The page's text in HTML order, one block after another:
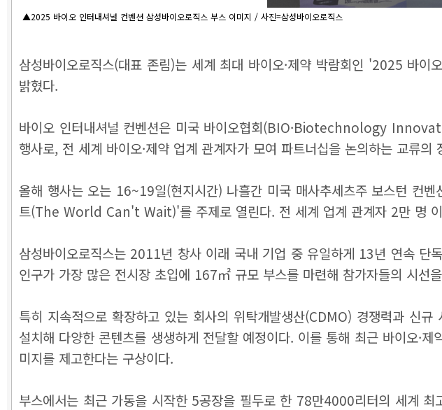
▲2025 바이오 인터내셔널 컨벤션 삼성바이오로직스 부스 이미지 / 사진=삼성바이오로직스
삼성바이오로직스(대표 존림)는 세계 최대 바이오·제약 박람회인 '2025
밝혔다.
바이오 인터내셔널 컨벤션은 미국 바이오협회(BIO·Biotechnology
행사로, 전 세계 바이오·제약 업계 관계자가 모여 파트너십을 논의하는 교류의
올해 행사는 오는 16~19일(현지시간) 나흘간 미국 매사추세츠주 보스턴
트(The World Can't Wait)'를 주제로 열린다. 전 세계 업계 관계자 2만 명 이
삼성바이오로직스는 2011년 창사 이래 국내 기업 중 유일하게 13년 연속 단
인구가 가장 많은 전시장 초입에 167㎡ 규모 부스를 마련해 참가자들의 시선
특히 지속적으로 확장하고 있는 회사의 위탁개발생산(CDMO) 경쟁력과 신
설치해 다양한 콘텐츠를 생생하게 전달할 예정이다. 이를 통해 최근 바이오·
미지를 제고한다는 구상이다.
부스에서는 최근 가동을 시작한 5공장을 필두로 한 78만4000리터의 세계